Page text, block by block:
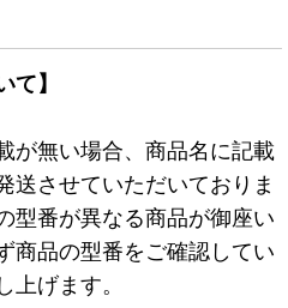
て】
が無い場合、商品名に記載
送させていただいておりま
型番が異なる商品が御座い
商品の型番をご確認してい
上げます。